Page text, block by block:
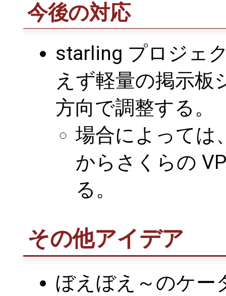
今後の対応
starling プロジェ
えず軽量の掲示板
方向で調整する。
場合によっては
からさくらの
る。
その他アイデア
ぼえぼえ～のケー